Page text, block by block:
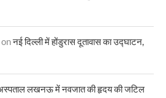
onनई दिल्ली में होंडुरास दूतावास का उद्घाटन,
अस्पताल लखनऊ में नवजात की हृदय की जटिल